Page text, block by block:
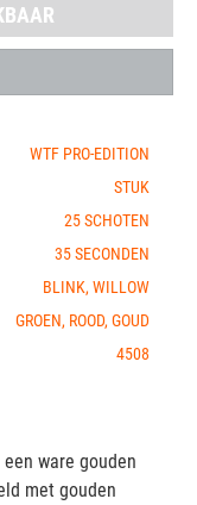
WTF PRO-EDITION
STUK
25 SCHOTEN
35 SECONDEN
BLINK, WILLOW
GROEN, ROOD, GOUD
4508
ware gouden
met gouden